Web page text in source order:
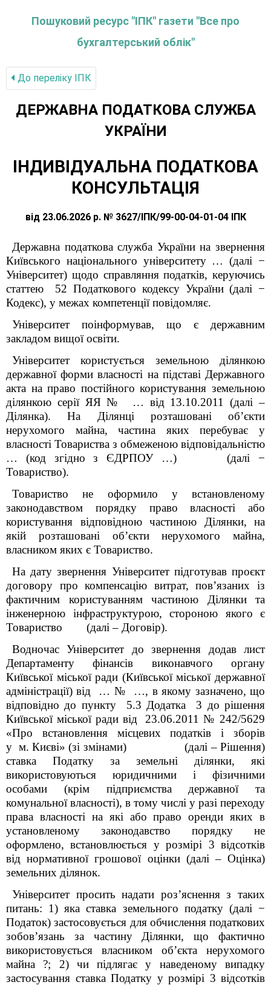
Пошуковий ресурс "ІПК" газети "Все про
бухгалтерський облік"
До переліку IПК
ДЕРЖАВНА ПОДАТКОВА СЛУЖБА
УКРАЇНИ
ІНДИВІДУАЛЬНА ПОДАТКОВА
КОНСУЛЬТАЦІЯ
від 23.06.2026 р. № 3627/ІПК/99-00-04-01-04 ІПК
Державна податкова служба України на звернення
Київського національного університету … (далі −
Університет) щодо справляння податків, керуючись
статтею 52 Податкового кодексу України (далі −
Кодекс), у межах компетенції повідомляє.
Університет поінформував, що є державним
закладом вищої освіти.
Університет користується земельною ділянкою
державної форми власності на підставі Державного
акта на право постійного користування земельною
ділянкою серії ЯЯ № … від 13.10.2011 (далі –
Ділянка). На Ділянці розташовані об’єкти
нерухомого майна, частина яких перебуває у
власності Товариства з обмеженою відповідальністю
… (код згідно з ЄДРПОУ …) (далі −
Товариство).
Товариство не оформило у встановленому
законодавством порядку право власності або
користування відповідною частиною Ділянки, на
якій розташовані об’єкти нерухомого майна,
власником яких є Товариство.
На дату звернення Університет підготував проєкт
договору про компенсацію витрат, пов’язаних із
фактичним користуванням частиною Ділянки та
інженерною інфраструктурою, стороною якого є
Товариство (далі – Договір).
Водночас Університет до звернення додав лист
Департаменту фінансів виконавчого органу
Київської міської ради (Київської міської державної
адміністрації) від … № …, в якому зазначено, що
відповідно до пункту 5.3 Додатка 3 до рішення
Київської міської ради від 23.06.2011 № 242/5629
«Про встановлення місцевих податків і зборів
у м. Києві» (зі змінами) (далі – Рішення)
ставка Податку за земельні ділянки, які
використовуються юридичними і фізичними
особами (крім підприємства державної та
комунальної власності), в тому числі у разі переходу
права власності на які або право оренди яких в
установленому законодавство порядку не
оформлено, встановлюється у розмірі 3 відсотків
від нормативної грошової оцінки (далі – Оцінка)
земельних ділянок.
Університет просить надати роз’яснення з таких
питань: 1) яка ставка земельного податку (далі −
Податок) застосовується для обчислення податкових
зобов’язань за частину Ділянки, що фактично
використовується власником об’єкта нерухомого
майна ?; 2) чи підлягає у наведеному випадку
застосування ставка Податку у розмірі 3 відсотків